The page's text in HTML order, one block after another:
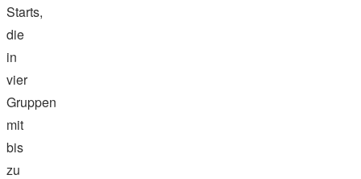
Starts,
die
in
vier
Gruppen
mit
bis
zu